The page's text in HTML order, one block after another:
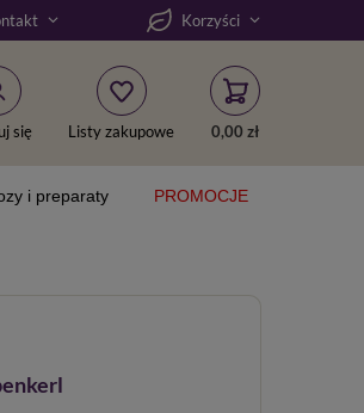
Korzyści
się Listy zakupowe 0,00 zł
i preparaty PROMOCJE